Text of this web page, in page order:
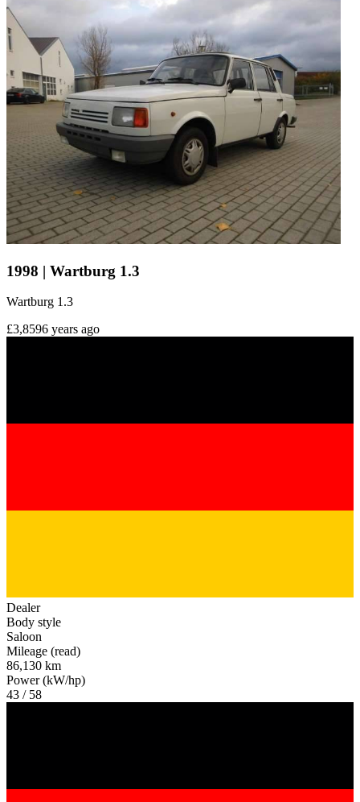
1998 | Wartburg 1.3
Wartburg 1.3
£3,8596 years ago
Dealer
Body style
Saloon
Mileage (read)
86,130 km
Power (kW/hp)
43 / 58